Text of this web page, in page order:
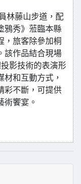
林藤山步道，配
鴉秀》蒞臨本縣
，旅客除參加桐
該作品結合現場
影技術的表演形
和互動方式，
彩不斷，可提供
術饗宴。